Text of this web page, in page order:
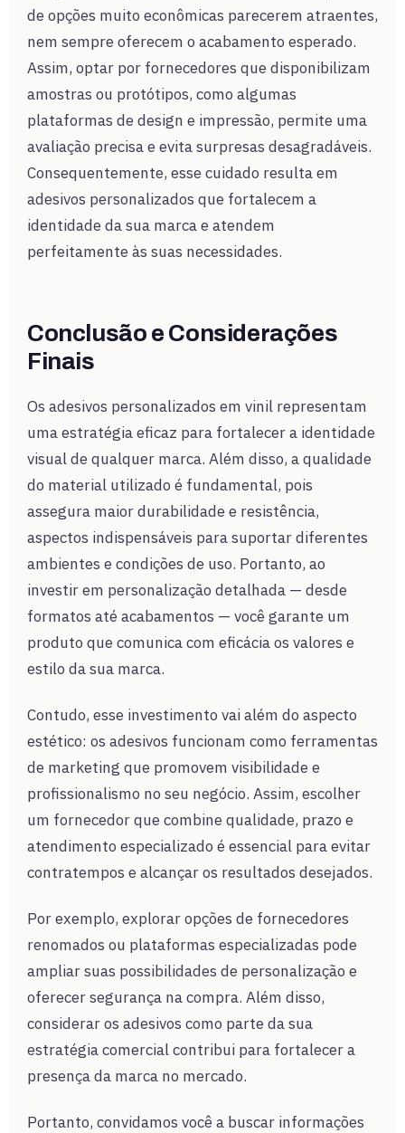
de opções muito econômicas parecerem atraentes,
nem sempre oferecem o acabamento esperado.
Assim, optar por fornecedores que disponibilizam
amostras ou protótipos, como algumas
plataformas de design e impressão, permite uma
avaliação precisa e evita surpresas desagradáveis.
Consequentemente, esse cuidado resulta em
adesivos personalizados que fortalecem a
identidade da sua marca e atendem
perfeitamente às suas necessidades.
Conclusão e Considerações
Finais
Os adesivos personalizados em vinil representam
uma estratégia eficaz para fortalecer a identidade
visual de qualquer marca. Além disso, a qualidade
do material utilizado é fundamental, pois
assegura maior durabilidade e resistência,
aspectos indispensáveis para suportar diferentes
ambientes e condições de uso. Portanto, ao
investir em personalização detalhada — desde
formatos até acabamentos — você garante um
produto que comunica com eficácia os valores e
estilo da sua marca.
Contudo, esse investimento vai além do aspecto
estético: os adesivos funcionam como ferramentas
de marketing que promovem visibilidade e
profissionalismo no seu negócio. Assim, escolher
um fornecedor que combine qualidade, prazo e
atendimento especializado é essencial para evitar
contratempos e alcançar os resultados desejados.
Por exemplo, explorar opções de fornecedores
renomados ou plataformas especializadas pode
ampliar suas possibilidades de personalização e
oferecer segurança na compra. Além disso,
considerar os adesivos como parte da sua
estratégia comercial contribui para fortalecer a
presença da marca no mercado.
Portanto, convidamos você a buscar informações